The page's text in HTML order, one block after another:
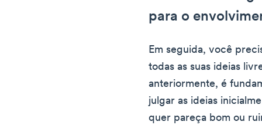
para o
Em seguida, você
todas as suas ideias
anteriormente, é
julgar as ideias
quer pareça bom ou